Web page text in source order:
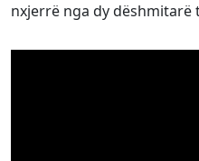
nxjerrë nga dy dëshmitarë